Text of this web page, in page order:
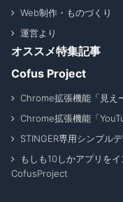
Web制作・ものづくり
運営より
オススメ特集記事
Cofus Project
Chrome拡張機能「見え
Chrome拡張機能「
STINGER専用シンプル
もしも10しかアプリを
CofusProject